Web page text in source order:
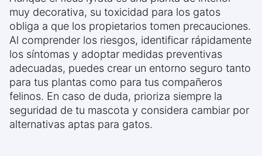
muy decorativa, su toxicidad para los gatos
obliga a que los propietarios tomen precauciones.
Al comprender los riesgos, identificar rápidamente
los síntomas y adoptar medidas preventivas
adecuadas, puedes crear un entorno seguro tanto
para tus plantas como para tus compañeros
felinos. En caso de duda, prioriza siempre la
seguridad de tu mascota y considera cambiar por
alternativas aptas para gatos.